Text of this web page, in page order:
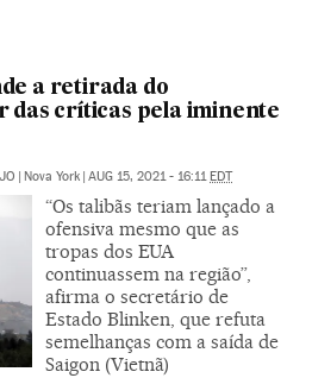
a retirada do
das críticas pela iminente
Nova York AUG 15, 2021 - 16:11 EDT
“Os talibãs teriam lançado a
ofensiva mesmo que as
tropas dos EUA
continuassem na região”,
afirma o secretário de
Estado Blinken, que refuta
semelhanças com a saída de
Saigon (Vietnã)